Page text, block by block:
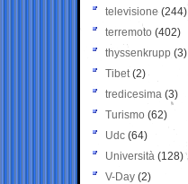
televisione(244)
terremoto (402)
thyssenkrupp (3)
Tibet(2)
tredicesima (3)
Turismo (62)
Udc (64)
Università (128)
V-Day (2)